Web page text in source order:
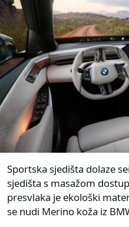
Sportska sjedišta dolaze
sjedišta s masažom
presvlaka je ekološki
se nudi Merino koža iz